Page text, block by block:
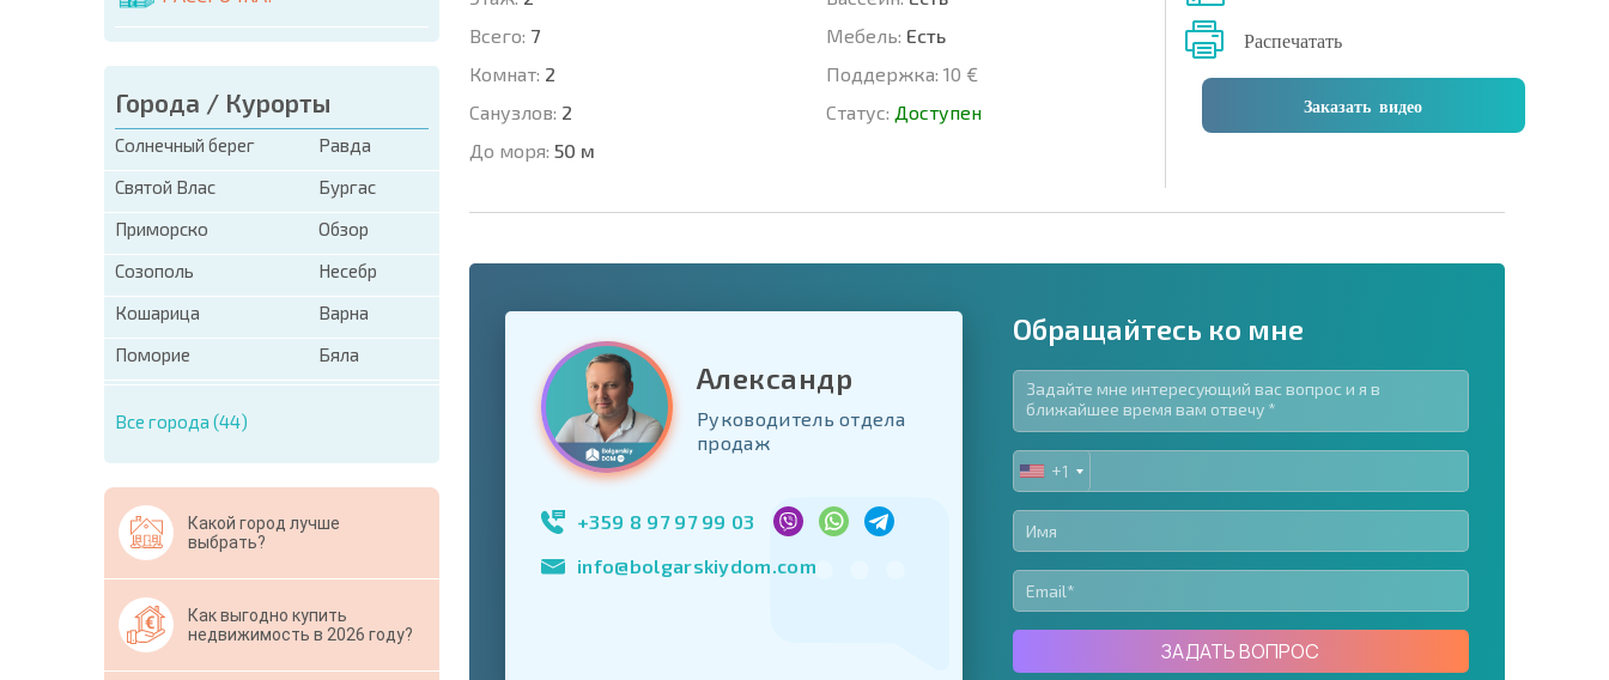
Города / Курорты
Солнечный берег
Равда
Святой Влас
Бургас
Приморско
Обзор
Созополь
Несебр
Кошарица
Варна
Поморие
Бяла
Все города (44)
Какой город лучше
выбрать?
Как выгодно купить
недвижимость в 2026 году?
Всего: 7
Комнат: 2
Санузлов: 2
До моря: 50 м
Мебель: Есть
Поддержка: 10 €
Статус: Доступен
Распечатать
Заказать видео
United
+1
* Поля обязательные для заполнения
Свернуть форму
Подписаться на рассылку | Нажимая кнопку, вы разрешаете
использование своих данных.
Отправить сообщение
Александр
Руководитель отдела
продаж
+359 8 97 97 99 03
info@bolgarskiydom.com
Обращайтесь ко мне
UNITED
STATES
+1
+1
ЗАДАТЬ ВОПРОС